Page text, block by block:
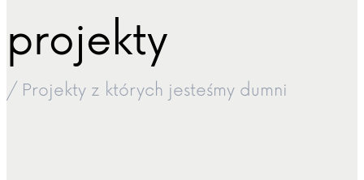
projekty
/ Projekty z których jesteśmy dumni